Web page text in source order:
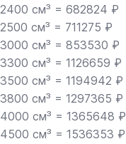
2400 см³ = 682824 ₽
2500 см³ = 711275 ₽
3000 см³ = 853530 ₽
3300 см³ = 1126659 ₽
3500 см³ = 1194942 ₽
3800 см³ = 1297365 ₽
4000 см³ = 1365648 ₽
4500 см³ = 1536353 ₽